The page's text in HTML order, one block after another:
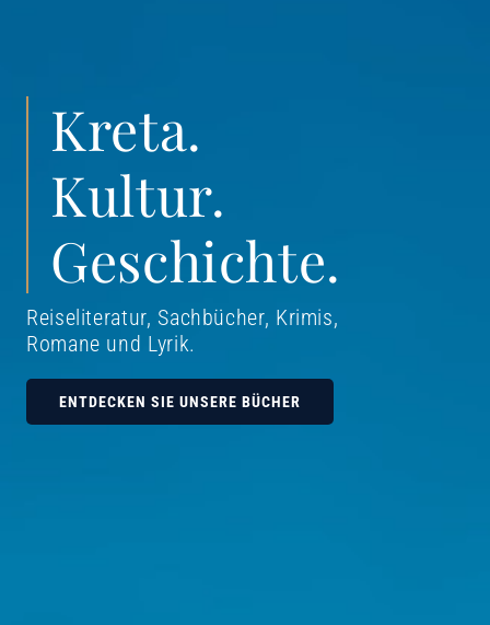
Kreta.
Kultur.
Geschichte.
Reiseliteratur, Sachbücher, Krimis,
Romane und Lyrik.
ENTDECKEN SIE UNSERE BÜCHER